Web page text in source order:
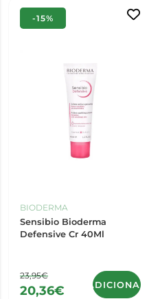
-15%
BIODERMA
Sensibio Bioderma
Defensive Cr 40Ml
23,95€
20,36€ ADICIONAR